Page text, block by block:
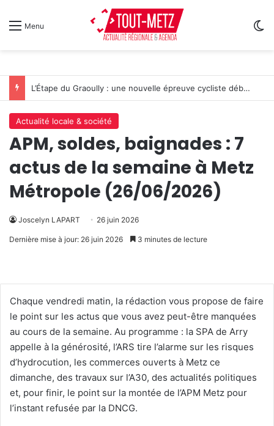
Menu
L’Étape du Graoully : une nouvelle épreuve cycliste débarque à Metz
Actualité locale & société
APM, soldes, baignades : 7
actus de la semaine à Metz
Métropole (26/06/2026)
Joscelyn LAPART 26 juin 2026
Dernière mise à jour: 26 juin 2026 3 minutes de lecture
Chaque vendredi matin, la rédaction vous propose de faire
le point sur les actus que vous avez peut-être manquées
au cours de la semaine. Au programme : la SPA de Arry
appelle à la générosité, l’ARS tire l’alarme sur les risques
d’hydrocution, les commerces ouverts à Metz ce
dimanche, des travaux sur l’A30, des actualités politiques
et, pour finir, le point sur la montée de l’APM Metz pour
l’instant refusée par la DNCG.